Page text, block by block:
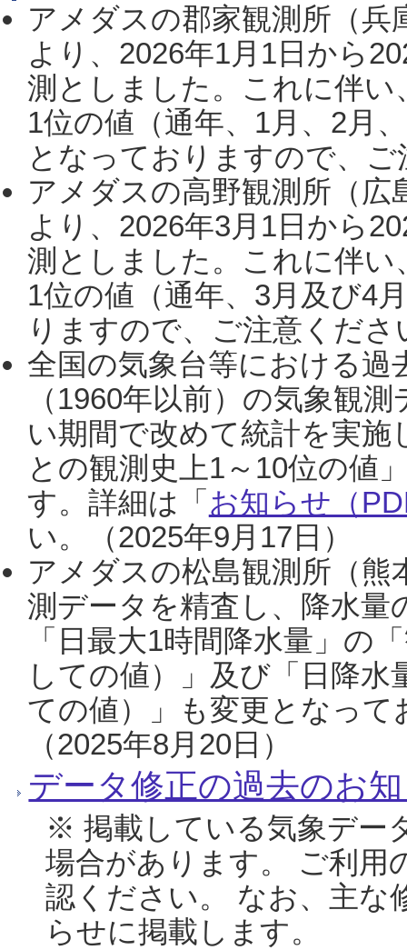
アメダスの郡家観測所（
より、2026年1月1日から
測としました。これに伴い
1位の値（通年、1月、2月
となっておりますので、
アメダスの高野観測所（
より、2026年3月1日から
測としました。これに伴い
1位の値（通年、3月及び4
りますので、ご注意くだ
全国の気象台等における過
（1960年以前）の気象観
い期間で改めて統計を実
との観測史上1～10位の値
す。詳細は「 お知らせ（
い。（2025年9月17日）
アメダスの松島観測所（熊
測データを精査し、降水
「日最大1時間降水量」の
しての値）」及び「日降
ての値）」も変更となっ
（2025年8月20日）
データ修正の過去のお
※ 掲載している気象デー
場合があります。 ご利用
認ください。 なお、主な
らせに掲載します。